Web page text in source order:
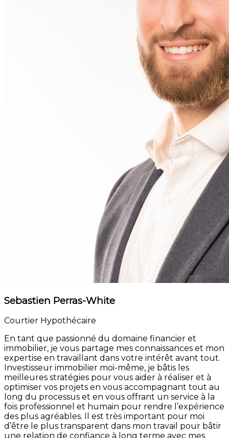
Sebastien Perras-White
Courtier Hypothécaire
En tant que passionné du domaine financier et
immobilier, je vous partage mes connaissances et mon
expertise en travaillant dans votre intérêt avant tout.
Investisseur immobilier moi-même, je bâtis les
meilleures stratégies pour vous aider à réaliser et à
optimiser vos projets en vous accompagnant tout au
long du processus et en vous offrant un service à la
fois professionnel et humain pour rendre l’expérience
des plus agréables. Il est très important pour moi
d’être le plus transparent dans mon travail pour bâtir
une relation de confiance à long terme avec mes